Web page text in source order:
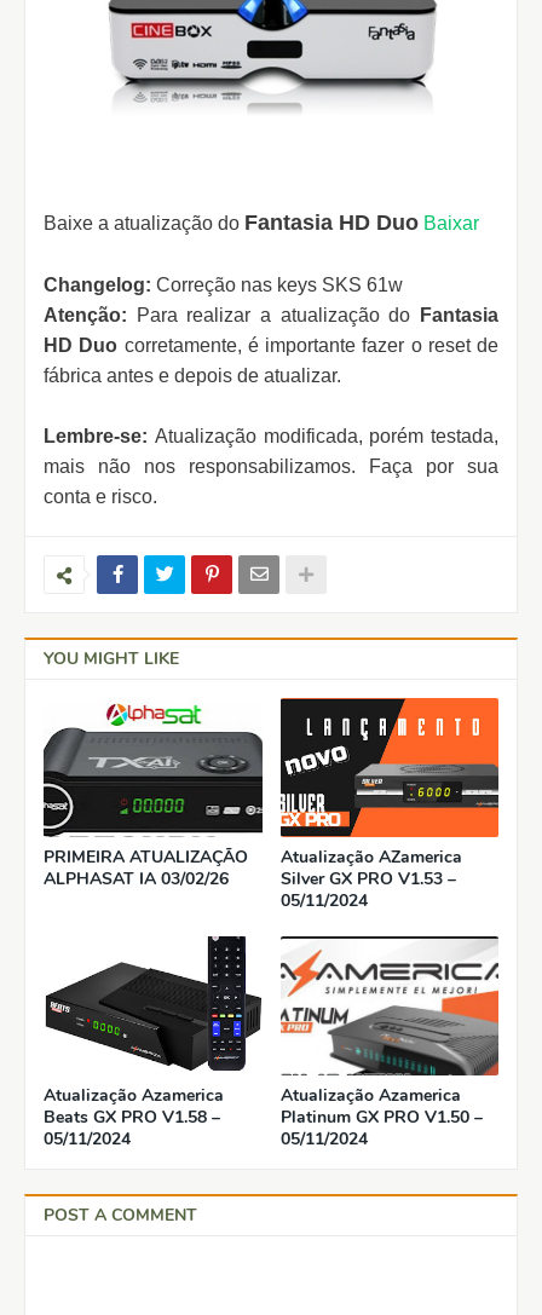
Baixe a atualização do Fantasia HD Duo Baixar
Changelog: Correção nas keys SKS 61w
Atenção: Para realizar a atualização do
Fantasia
HD Duo corretamente, é importante fazer o reset de
fábrica antes e depois de atualizar.
Lembre-se: Atualização modificada, porém testada,
mais não nos responsabilizamos. Faça por sua
conta e risco.
YOU MIGHT LIKE
PRIMEIRA ATUALIZAÇÃO
ALPHASAT IA 03/02/26
Atualização AZamerica
Silver GX PRO V1.53 –
05/11/2024
Atualização Azamerica
Beats GX PRO V1.58 –
05/11/2024
Atualização Azamerica
Platinum GX PRO V1.50 –
05/11/2024
POST A COMMENT